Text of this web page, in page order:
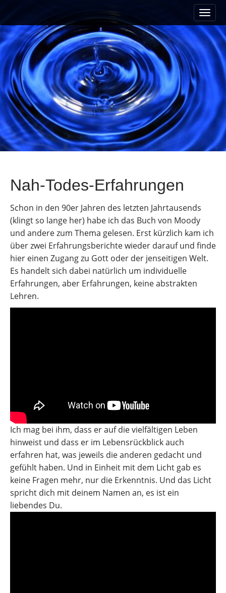
i
n
m
e
i
p
t
o
n
t
e
n
t
Nah-Todes-Erfahrungen
Schon in den 90er Jahren des letzten Jahrtausends
(klingt so lange her) habe ich das Buch von Moody
und andere zum Thema gelesen. Erst kürzlich kam ich
über zwei Erfahrungsberichte wieder darauf und finde
hier einen Zugang zu Gott oder der jenseitigen Welt.
Es handelt sich dabei natürlich um individuelle
Erfahrungen, aber Erfahrungen, keine abstrakten
Lehren.
Ich mag bei ihm, dass er auf die vielfältigen Leben
hinweist und dass er im Lebensrückblick auch
erfahren hat, was jeweils die anderen gedacht und
gefühlt haben. Und in Einheit mit dem Licht gab es
keine Fragen mehr, nur die Erkenntnis. Und das Licht
spricht dich mit deinem Namen an, es ist ein
liebendes Du.